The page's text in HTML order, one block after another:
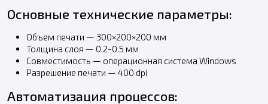
Основные технические параметры:
Объем печати — 300×200×200 мм
Толщина слоя — 0.2-0.5 мм
Совместимость — операционная система Windows
Разрешение печати — 400 dpi
Автоматизация процессов: